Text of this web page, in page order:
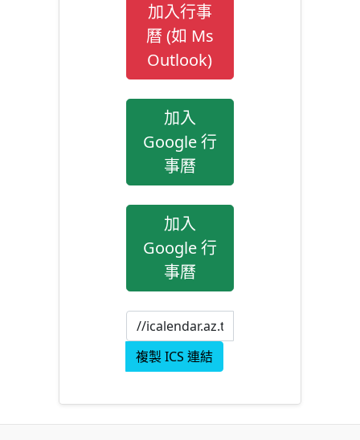
加入行事
曆 (如 Ms
Outlook)
加入
Google 行
事曆
加入
Google 行
事曆
複製 ICS 連結